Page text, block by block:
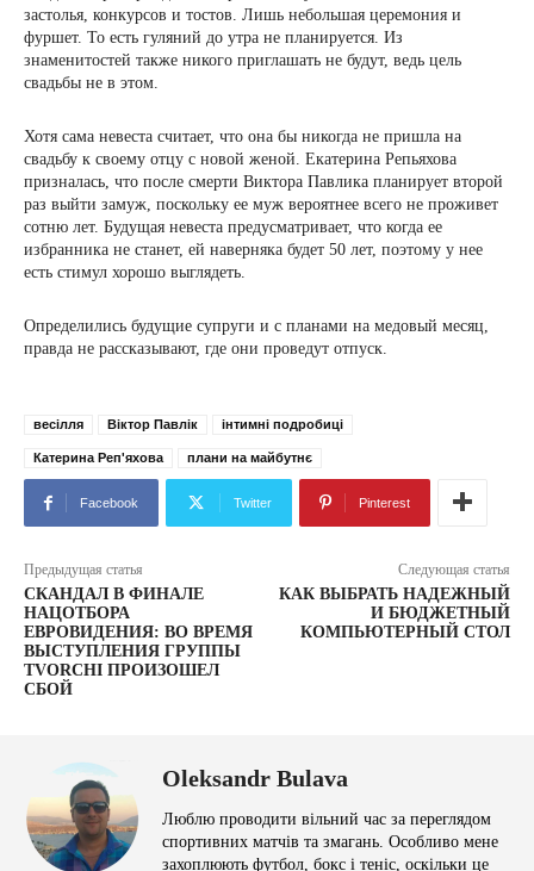
застолья, конкурсов и тостов. Лишь небольшая церемония и
фуршет. То есть гуляний до утра не планируется. Из
знаменитостей также никого приглашать не будут, ведь цель
свадьбы не в этом.
Хотя сама невеста считает, что она бы никогда не пришла на
свадьбу к своему отцу с новой женой. Екатерина Репьяхова
призналась, что после смерти Виктора Павлика планирует второй
раз выйти замуж, поскольку ее муж вероятнее всего не проживет
сотню лет. Будущая невеста предусматривает, что когда ее
избранника не станет, ей наверняка будет 50 лет, поэтому у нее
есть стимул хорошо выглядеть.
Определились будущие супруги и с планами на медовый месяц,
правда не рассказывают, где они проведут отпуск.
весілля Віктор Павлік інтимні подробиці
Катерина Реп'яхова плани на майбутнє
Facebook Twitter Pinterest
Предыдущая статья
СКАНДАЛ В ФИНАЛЕ
НАЦОТБОРА
ЕВРОВИДЕНИЯ: ВО ВРЕМЯ
ВЫСТУПЛЕНИЯ ГРУППЫ
TVORCHI ПРОИЗОШЕЛ
СБОЙ
Следующая статья
КАК ВЫБРАТЬ НАДЕЖНЫЙ
И БЮДЖЕТНЫЙ
КОМПЬЮТЕРНЫЙ СТОЛ
Oleksandr Bulava
Люблю проводити вільний час за переглядом
спортивних матчів та змагань. Особливо мене
захоплюють футбол, бокс і теніс, оскільки це